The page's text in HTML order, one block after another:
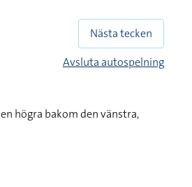
Nästa tecken
Avsluta autospelning
högra bakom den vänstra,